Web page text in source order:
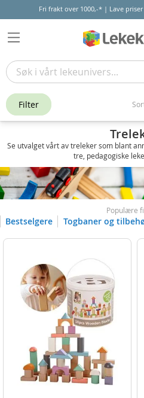
Fri frakt over 1000,-* | Lave
Se utvalget vårt av treleker som blant
tre, pedagogiske
Populære
Bestselgere Togbaner og
Filter